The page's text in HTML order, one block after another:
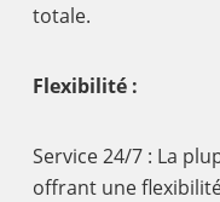
totale.
Flexibilité :
Service 24/7 : La
offrant une